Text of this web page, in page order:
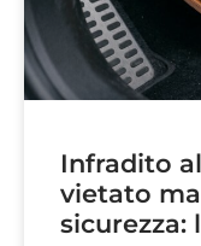
Infradito
vietato
sicurezza: